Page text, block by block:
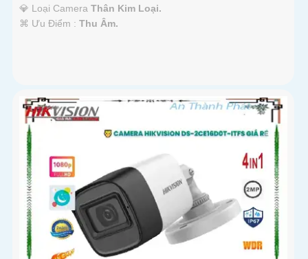
💎 Loại Camera Thân Kim Loại.
️⌘ Ưu Điểm : Thu Âm.